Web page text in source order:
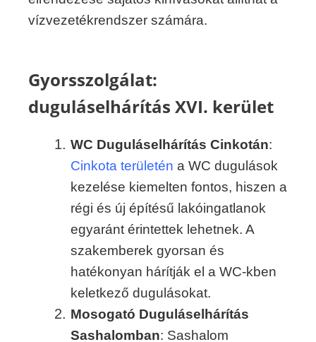
vízvezetékrendszer számára.
Gyorsszolgálat:
duguláselhárítás XVI. kerület
WC Duguláselhárítás Cinkotán:
Cinkota területén a WC dugulások
kezelése kiemelten fontos, hiszen a
régi és új építésű lakóingatlanok
egyaránt érintettek lehetnek. A
szakemberek gyorsan és
hatékonyan hárítják el a WC-kben
keletkező dugulásokat.
Mosogató Duguláselhárítás
Sashalomban: Sashalom